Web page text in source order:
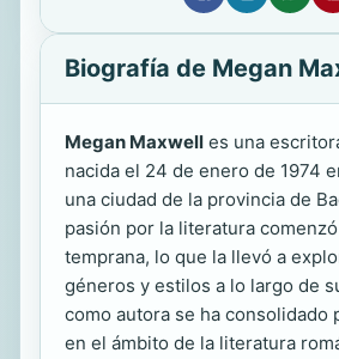
Biografía de Megan
Megan Maxwell es una
nacida el 24 de enero de 1974
una ciudad de la provincia de
pasión por la literatura
temprana, lo que la llevó a
géneros y estilos a lo largo de
como autora se ha consolidado
en el ámbito de la literatura